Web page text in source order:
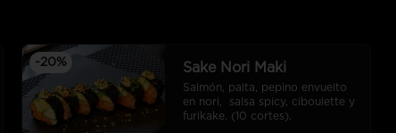
-20% Sake Nori Maki
Salmón, palta, pepino envuelto
en nori,  salsa spicy, ciboulette y
furikake. (10 cortes).